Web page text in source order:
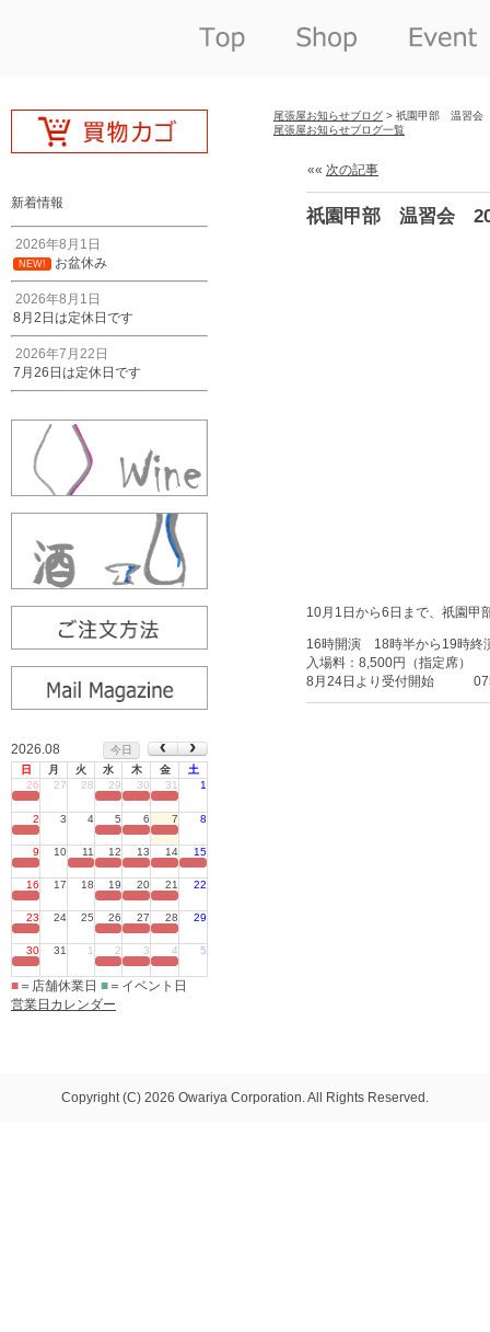
新着情報
2026年8月1日
NEW! お盆休み
2026年8月1日
8月2日は定休日です
2026年7月22日
7月26日は定休日です
2026.08
今日
日
月 火 水 木 金
土
26
27 28 29 30 31 1
2 3 4 5 6 7 8
9 10 11 12 13 14 15
16 17 18 19 20 21 22
23 24 25 26 27 28 29
30 31 1 2 3 4 5
■ ＝店舗休業日 ■ ＝イベント日
営業日カレンダー
尾張屋お知らせブログ > 祇園甲部 温習
尾張屋お知らせブログ一覧
«« 次の記事
祇園甲部 温習会
10月1日から6日まで、祇園
16時開演 18時半から19時終
入場料：8,500円（指定席）
8月24日より受付開始 075-
Copyright (C) 2026 Owariya Corporation. All Rights Reserved.